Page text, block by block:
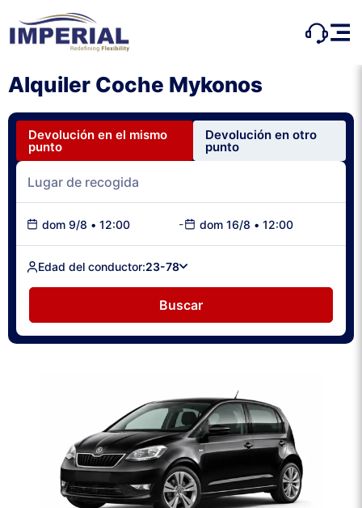
Alquiler Coche Mykonos
Devolución en el mismo
punto
Devolución en otro
punto
dom 9/8 • 12:00 - dom 16/8 • 12:00
Edad del conductor:23-78
Buscar